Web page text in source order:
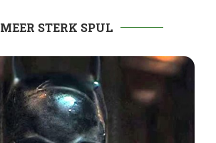
MEER STERK SPUL